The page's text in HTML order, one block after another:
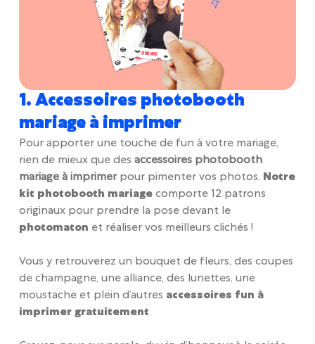
1. Accessoires photobooth
mariage à imprimer
Pour apporter une touche de fun à votre mariage,
rien de mieux que des accessoires photobooth
mariage à imprimer pour pimenter vos photos. Notre
kit photobooth mariage comporte 12 patrons
originaux pour prendre la pose devant le
photomaton et réaliser vos meilleurs clichés !
Vous y retrouverez un bouquet de fleurs, des coupes
de champagne, une alliance, des lunettes, une
moustache et plein d’autres accessoires fun à
imprimer gratuitement